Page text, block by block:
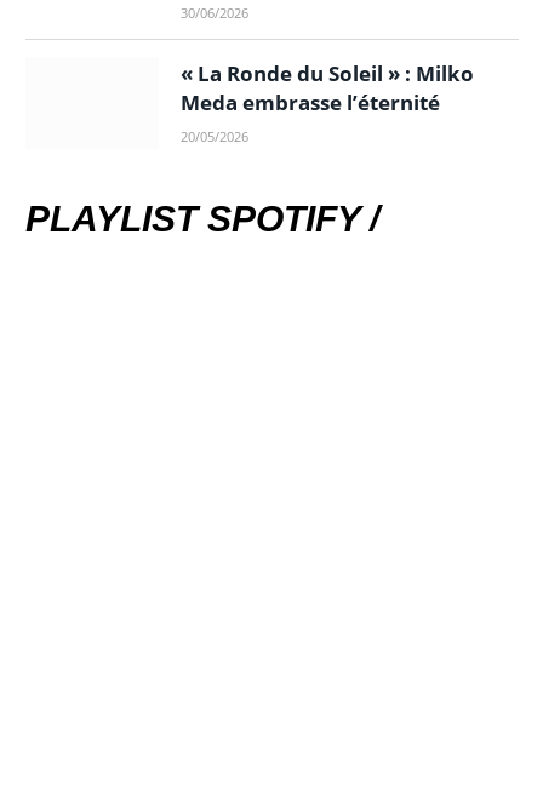
30/06/2026
« La Ronde du Soleil » : Milko
Meda embrasse l’éternité
20/05/2026
PLAYLIST SPOTIFY /